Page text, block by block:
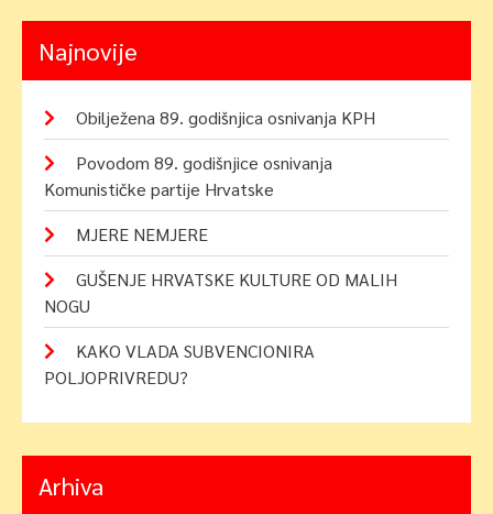
Najnovije
Obilježena 89. godišnjica osnivanja KPH
Povodom 89. godišnjice osnivanja
Komunističke partije Hrvatske
MJERE NEMJERE
GUŠENJE HRVATSKE KULTURE OD MALIH
NOGU
KAKO VLADA SUBVENCIONIRA
POLJOPRIVREDU?
Arhiva